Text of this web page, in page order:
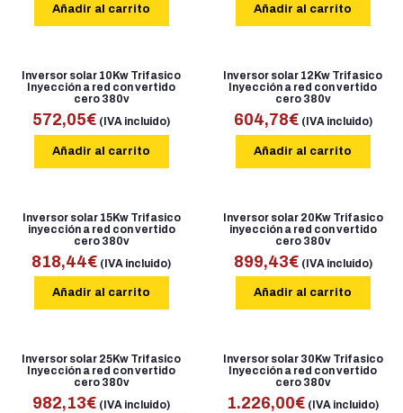
Añadir al carrito Añadir al carrito
Inversor solar 10Kw Trifasico
Inyección a red con vertido
cero 380v
572,05€ (IVA incluido)
Añadir al carrito
Inversor solar 12Kw Trifasico
Inyección a red con vertido
cero 380v
604,78€ (IVA incluido)
Añadir al carrito
Inversor solar 15Kw Trifasico
inyección a red con vertido
cero 380v
818,44€ (IVA incluido)
Añadir al carrito
Inversor solar 20Kw Trifasico
inyección a red con vertido
cero 380v
899,43€ (IVA incluido)
Añadir al carrito
Inversor solar 25Kw Trifasico
Inyección a red con vertido
cero 380v
982,13€ (IVA incluido)
Inversor solar 30Kw Trifasico
Inyección a red con vertido
cero 380v
1.226,00€ (IVA incluido)